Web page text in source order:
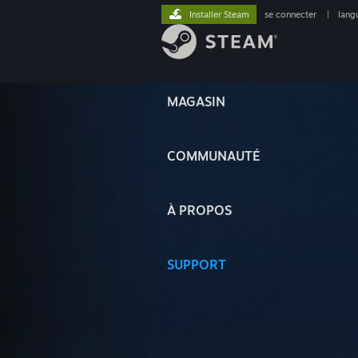
MAGASIN
COMMUNAUTÉ
À PROPOS
SUPPORT
Installer Steam se connecter